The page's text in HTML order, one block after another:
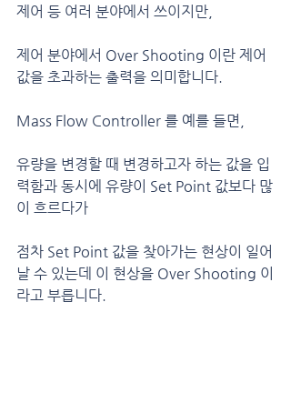
제어 등 여러 분야에서 쓰이지만,
제어 분야에서 Over Shooting 이란 제어
값을 초과하는 출력을 의미합니다.
Mass Flow Controller 를 예를 들면,
유량을 변경할 때 변경하고자 하는 값을 입
력함과 동시에 유량이 Set Point 값보다 많
이 흐르다가
점차 Set Point 값을 찾아가는 현상이 일어
날 수 있는데 이 현상을 Over Shooting 이
라고 부릅니다.